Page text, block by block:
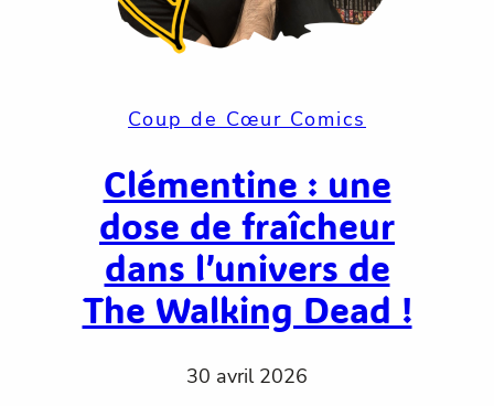
Coup de Cœur Comics
Clémentine : une
dose de fraîcheur
dans l’univers de
The Walking Dead !
30 avril 2026